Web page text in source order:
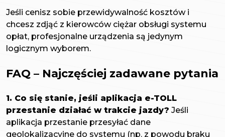
Jeśli cenisz sobie przewidywalność kosztów i
chcesz zdjąć z kierowców ciężar obsługi systemu
opłat, profesjonalne urządzenia są jedynym
logicznym wyborem.
FAQ – Najczęściej zadawane pytania
1. Co się stanie, jeśli aplikacja e-TOLL
przestanie działać w trakcie jazdy? Jeśli
aplikacja przestanie przesyłać dane
geolokalizacyjne do systemu (np. z powodu braku